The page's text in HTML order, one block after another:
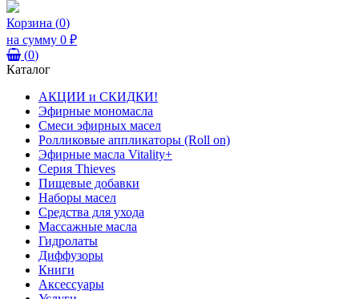
Корзина (0)
на сумму 0 ₽
(0)
Каталог
АКЦИИ и СКИДКИ!
Эфирные мономасла
Смеси эфирных масел
Ролликовые аппликаторы (Roll on)
Эфирные масла Vitality+
Серия Thieves
Пищевые добавки
Наборы масел
Средства для ухода
Массажные масла
Гидролаты
Диффузоры
Книги
Аксессуары